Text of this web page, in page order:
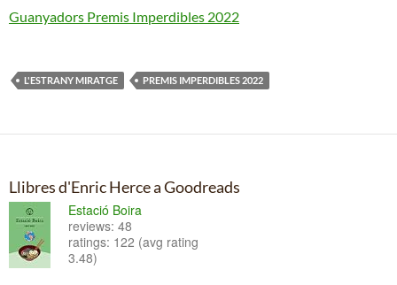
Guanyadors Premis Imperdibles 2022
L'ESTRANY MIRATGE PREMIS IMPERDIBLES 2022
Llibres d'Enric Herce a Goodreads
Estació Boira
reviews: 48
ratings: 122 (avg rating
3.48)